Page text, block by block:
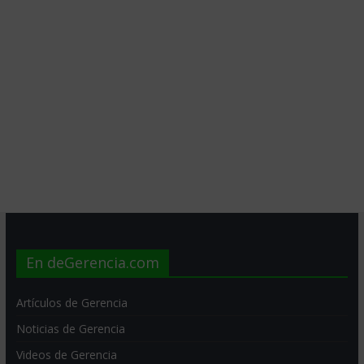
En deGerencia.com
Artículos de Gerencia
Noticias de Gerencia
Videos de Gerencia